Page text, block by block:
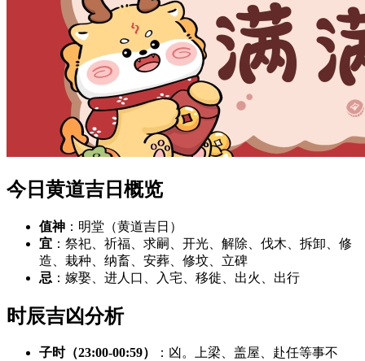
今日黄道吉日概览
值神 ：明堂（黄道吉日）
宜 ：祭祀、祈福、求嗣、开光、解除、伐木、拆卸、修
造、栽种、纳畜、安葬、修坟、立碑
忌 ：嫁娶、进人口、入宅、移徙、出火、出行
时辰吉凶分析
子时（23:00-00:59）
：凶。上梁、盖屋、赴任等事不